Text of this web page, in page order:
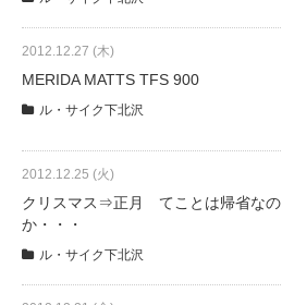
2012.12.27 (木)
MERIDA MATTS TFS 900
ル・サイク下北沢
2012.12.25 (火)
クリスマス⇒正月 てことは帰省なの
か・・・
ル・サイク下北沢